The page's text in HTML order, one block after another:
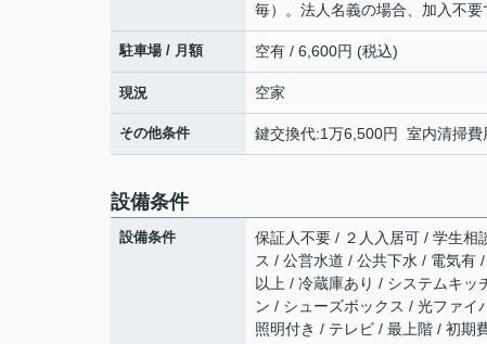
毎）。法人名義の場合、加入不要
駐車場 / 月額 空有 / 6,600円 (税込)
現況 空家
その他条件 鍵交換代:1万6,500円 室内清掃費
設備条件
設備条件
保証人不要 / ２人入居可 / 学生相
ス / 公営水道 / 公共下水 / 電気有
以上 / 冷蔵庫あり / システムキ
ン / シューズボックス / 光ファ
照明付き / テレビ / 最上階 / 初期